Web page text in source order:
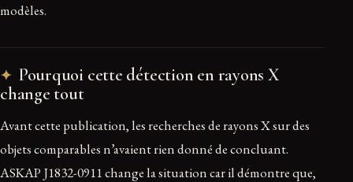
modèles.
Pourquoi cette détection en rayons X
change tout
Avant cette publication, les recherches de rayons X sur des
objets comparables n’avaient rien donné de concluant.
ASKAP J1832-0911 change la situation car il démontre que,